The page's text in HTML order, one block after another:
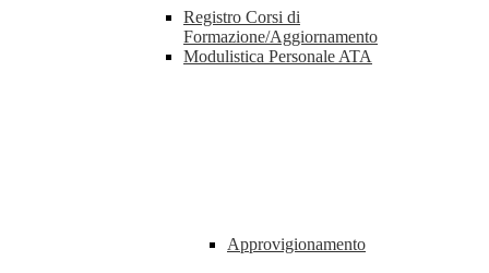
Registro Corsi di
Formazione/Aggiornamento
Modulistica Personale ATA
Approvigionamento